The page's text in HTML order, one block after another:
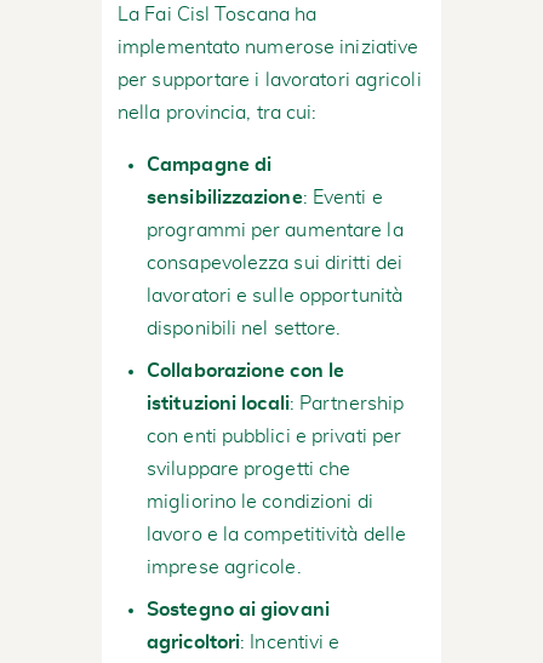
La Fai Cisl Toscana ha
implementato numerose iniziative
per supportare i lavoratori agricoli
nella provincia, tra cui:
Campagne di
sensibilizzazione: Eventi e
programmi per aumentare la
consapevolezza sui diritti dei
lavoratori e sulle opportunità
disponibili nel settore.
Collaborazione con le
istituzioni locali: Partnership
con enti pubblici e privati per
sviluppare progetti che
migliorino le condizioni di
lavoro e la competitività delle
imprese agricole.
Sostegno ai giovani
agricoltori: Incentivi e